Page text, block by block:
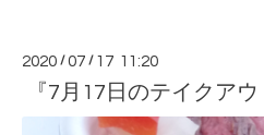
2020 /07 / 17 11:20
『7月17日のテイクアウ